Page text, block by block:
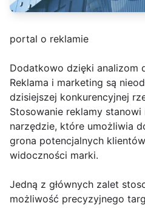
portal o reklamie
Dodatkowo dzięki analizom
Reklama i marketing są
dzisiejszej konkurencyjnej
Stosowanie reklamy
narzędzie, które umożliwia
grona potencjalnych
widoczności marki.
Jedną z głównych zalet
możliwość precyzyjnego